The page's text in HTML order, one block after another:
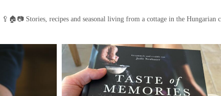
🥄🏠📷Stories, recipes and seasonal living from a cottage in the Hungarian